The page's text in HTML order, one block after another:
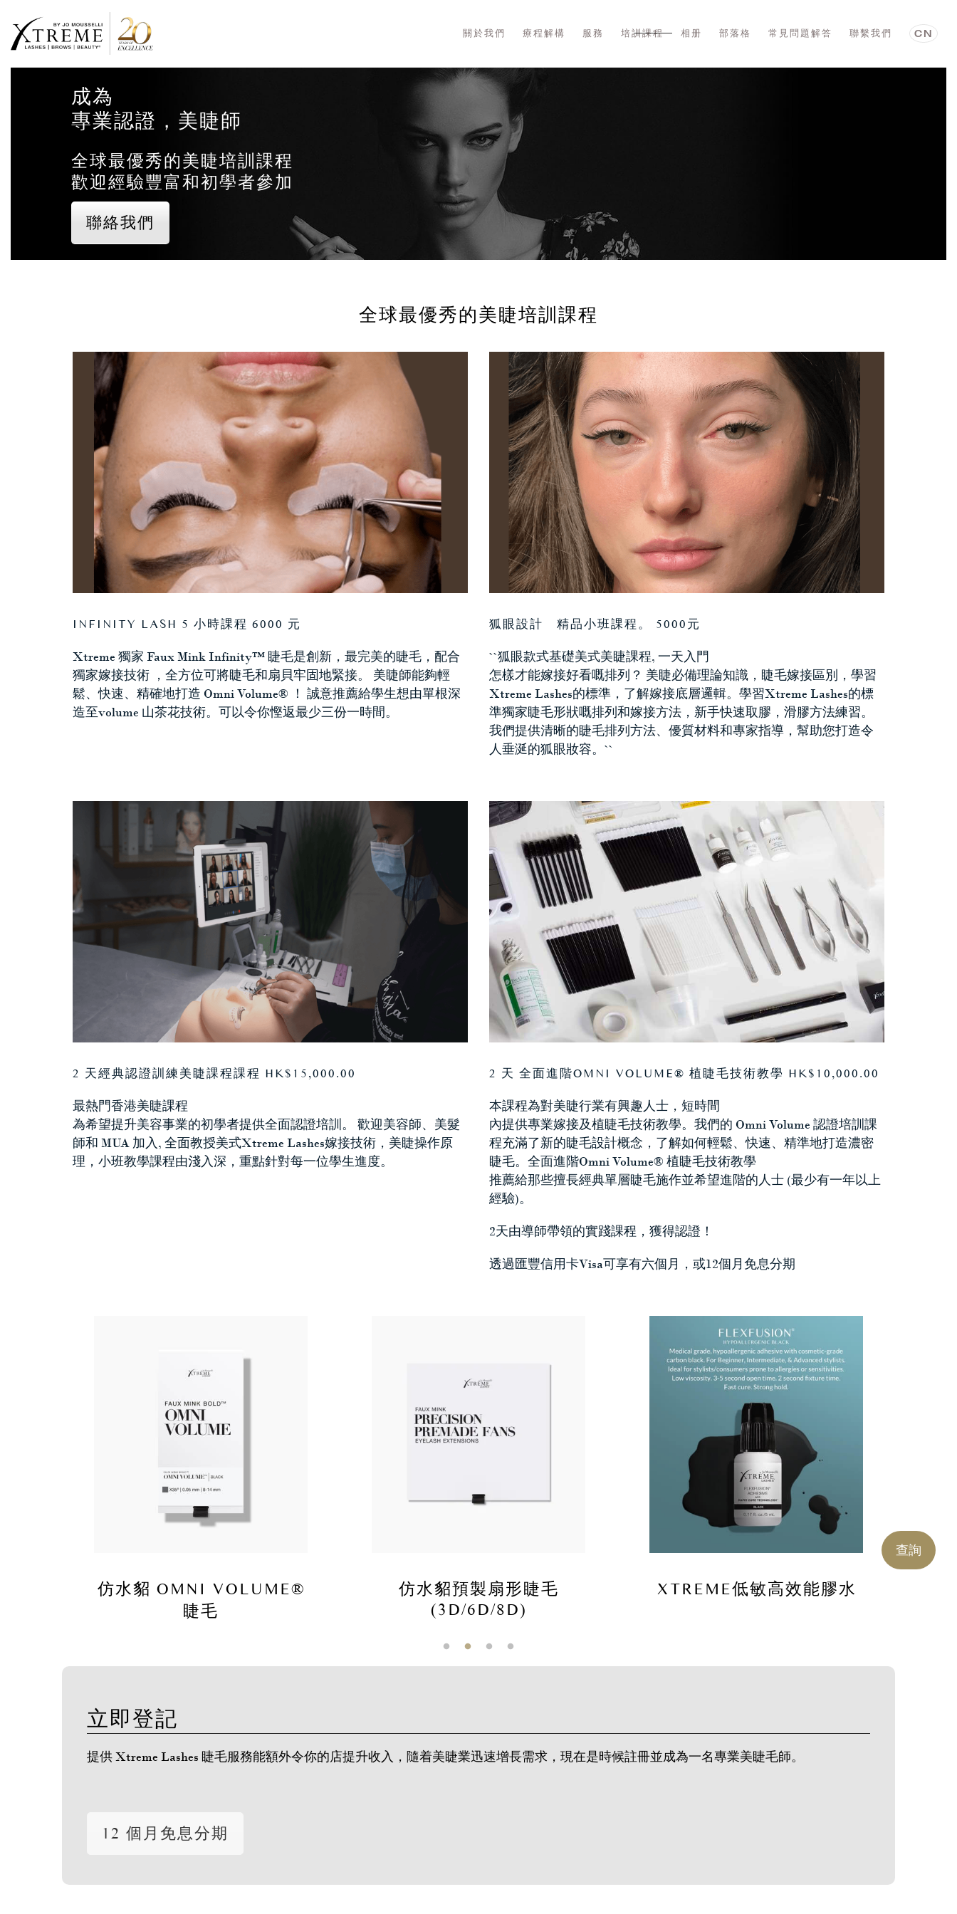
關於我們 療程解構 服務 培訓課程 相册 部落格 常見問題解答 聯繫我們 CN
查詢
成為
專業認證，美睫師
全球最優秀的美睫培訓課程
歡迎經驗豐富和初學者參加
聯絡我們
全球最優秀的美睫培訓課程
INFINITY LASH 5 小時課程 6000 元
Xtreme 獨家 Faux Mink Infinity™ 睫毛是創新，最完美的睫毛，配合
獨家嫁接技術 ，全方位可將睫毛和扇貝牢固地緊接。 美睫師能夠輕
鬆、快速、精確地打造 Omni Volume® ！ 誠意推薦給學生想由單根深
造至volume 山茶花技術。可以令你慳返最少三份一時間。
狐眼設計—精品小班課程。 5000元
``狐眼款式基礎美式美睫課程, 一天入門
怎樣才能嫁接好看嘅排列？ 美睫必備理論知識，睫毛嫁接區別，學習
Xtreme Lashes的標準，了解嫁接底層邏輯。學習Xtreme Lashes的標
準獨家睫毛形狀嘅排列和嫁接方法，新手快速取膠，滑膠方法練習。
我們提供清晰的睫毛排列方法、優質材料和專家指導，幫助您打造令
人垂涎的狐眼妝容。``
2 天經典認證訓練美睫課程課程 HK$15,000.00
最熱門香港美睫課程
為希望提升美容事業的初學者提供全面認證培訓。 歡迎美容師、美髮
師和 MUA 加入, 全面教授美式Xtreme Lashes嫁接技術，美睫操作原
理，小班教學課程由淺入深，重點針對每一位學生進度。
2 天 全面進階OMNI VOLUME® 植睫毛技術教學 HK$10,000.00
本課程為對美睫行業有興趣人士，短時間
內提供專業嫁接及植睫毛技術教學。我們的 Omni Volume 認證培訓課
程充滿了新的睫毛設計概念，了解如何輕鬆、快速、精準地打造濃密
睫毛。全面進階Omni Volume® 植睫毛技術教學
推薦給那些擅長經典單層睫毛施作並希望進階的人士 (最少有一年以上
經驗)。
2天由導師帶領的實踐課程，獲得認證！
透過匯豐信用卡Visa可享有六個月，或12個月免息分期
仿水貂 OMNI VOLUME®
睫毛
仿水貂預製扇形睫毛
(3D/6D/8D)
XTREME低敏高效能膠水
立即登記
提供 Xtreme Lashes 睫毛服務能額外令你的店提升收入，隨着美睫業迅速增長需求，現在是時候註冊並成為一名專業美睫毛師。
12 個月免息分期